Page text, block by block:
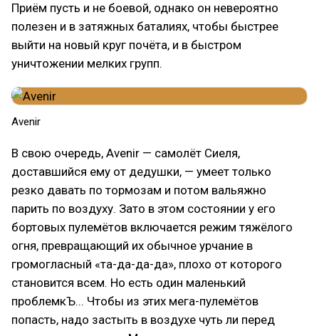
Приём пусть и не боевой, однако он невероятно
полезен и в затяжных баталиях, чтобы быстрее
выйти на новый круг почёта, и в быстром
уничтожении мелких групп.
Avenir
В свою очередь, Avenir — самолёт Сиеля,
доставшийся ему от дедушки, — умеет только
резко давать по тормозам и потом вальяжно
парить по воздуху. Зато в этом состоянии у его
бортовых пулемётов включается режим тяжёлого
огня, превращающий их обычное урчание в
громогласный «та-да-да-да», плохо от которого
становится всем. Но есть один маленький
проблемкЪ... Чтобы из этих мега-пулемётов
попасть, надо застыть в воздухе чуть ли перед